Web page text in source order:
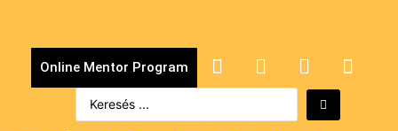
Online Mentor Program